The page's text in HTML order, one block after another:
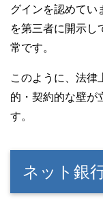
グインを認めてい
を第三者に開示し
常です。
このように、法律
的・契約的な壁が
す。
ネット銀